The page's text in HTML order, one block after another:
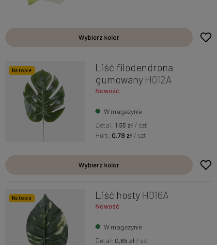
Wybierz kolor
Na topie
Liść filodendrona
gumowany H012A
Nowość
W magazynie
Detal: 1,55 zł / szt
Hurt:0,78 zł / szt
Wybierz kolor
Na topie Liść hosty H016A
Nowość
W magazynie
Detal: 0,65 zł / szt